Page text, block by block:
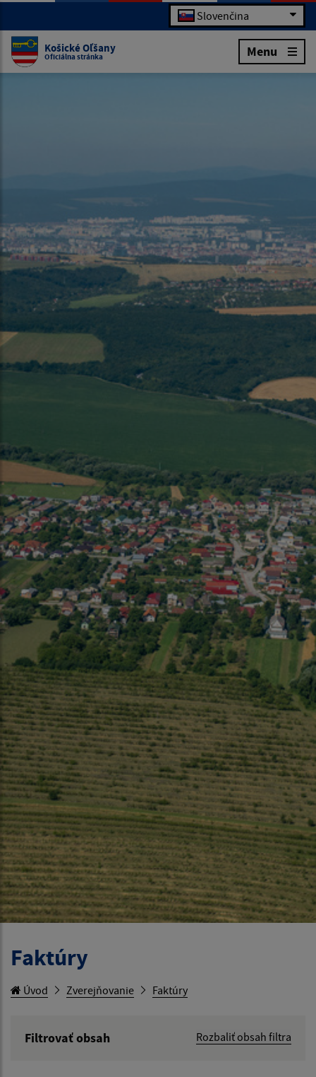
Slovenčina
Košické Oľšany
Oficiálna stránka Menu
Faktúry
Úvod Zverejňovanie Faktúry
Filtrovať obsah
Rozbaliť obsah filtra